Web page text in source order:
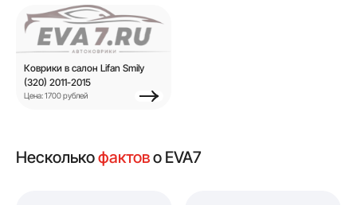
Коврики в салон Lifan Smily
(320) 2011-2015
Цена: 1700 рублей
Несколькофактово EVA7